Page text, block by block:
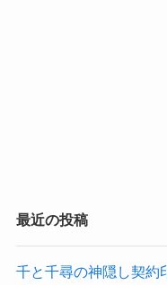
最近の投稿
千と千尋の神隠し契約